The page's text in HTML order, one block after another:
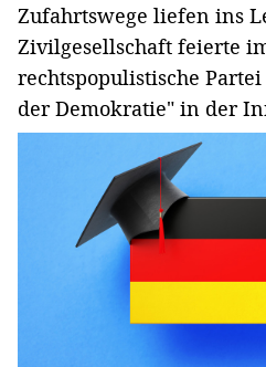
Zufahrtswege liefen ins
Zivilgesellschaft feierte
rechtspopulistische
der Demokratie" in der